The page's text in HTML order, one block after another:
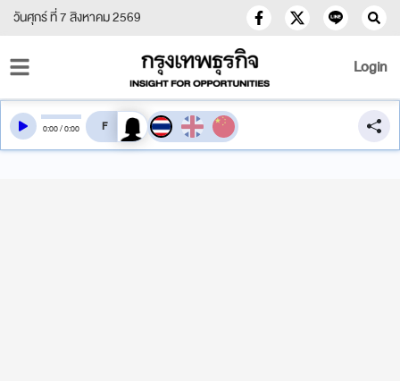
วันศุกร์ ที่ 7 สิงหาคม 2569
Login
0:00/0:00 สลับเสียงอ่าน